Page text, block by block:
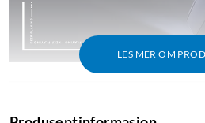
LES MER OM